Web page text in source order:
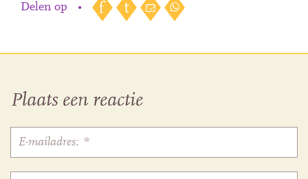
Delen op •
Plaats een reactie